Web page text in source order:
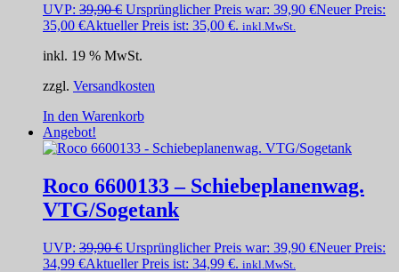
UVP: 39,90€ Ursprünglicher Preis war: 39,90 €Neuer Preis:
35,00 €Aktueller Preis ist: 35,00 €. inkl.MwSt.
inkl. 19 % MwSt.
zzgl. Versandkosten
In den Warenkorb
Angebot!
Roco 6600133 – Schiebeplanenwag.
VTG/Sogetank
UVP: 39,90€ Ursprünglicher Preis war: 39,90 €Neuer Preis:
34,99 €Aktueller Preis ist: 34,99 €. inkl.MwSt.